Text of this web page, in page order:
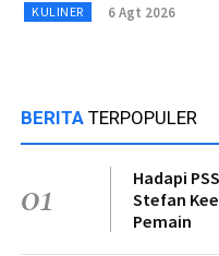
KULINER 6 Agt 2026
BERITA TERPOPULER
01
Hadapi
Stefan
Pemain